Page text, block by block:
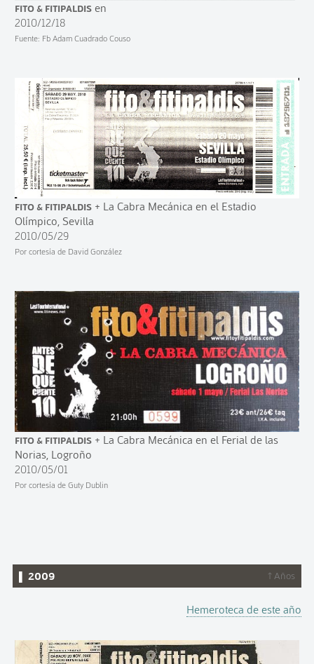
Fito & Fitipaldis en
2010/12/18
Fuente: Fb Adam Cuadrado Couso
Fito & Fitipaldis + La Cabra Mecánica en el Estadio
Olímpico, Sevilla
2010/05/29
Por cortesía de David González
Fito & Fitipaldis + La Cabra Mecánica en el Ferial de las
Norias, Logroño
2010/05/01
Por cortesía de Guty Dublin
▌ 2009 ↑ Años
Hemeroteca de este año